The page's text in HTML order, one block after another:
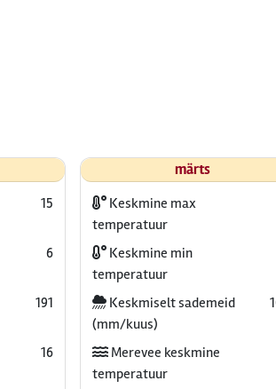
15
6
191
16
märts
Keskmine max
temperatuur
Keskmine min
temperatuur
Keskmiselt sademeid
(mm/kuus)
Merevee keskmine
temperatuur